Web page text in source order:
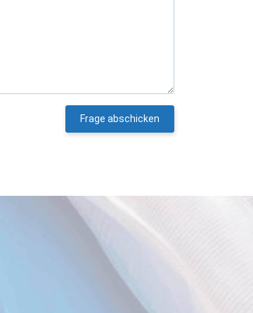
Frage abschicken